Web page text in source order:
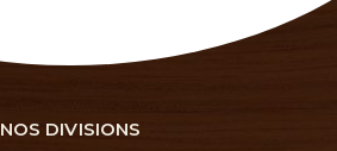
NOS DIVISIONS